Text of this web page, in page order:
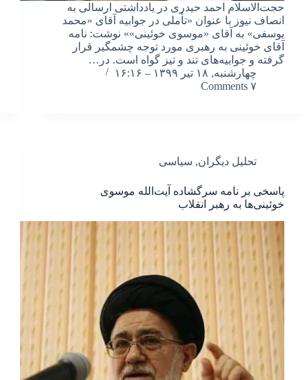
حجت‌الاسلام احمد حیدری در یادداشتی ارسالی به
انصاف نیوز با عنوان «تأملی در جوابیه آقای «محمد
یوسفی» به آقای «موسوی خوئینی»» نوشت: نامه
آقای خوئینی به رهبری مورد توجه چشمگیر قرار
گرفته و جوابیه‌های تند و تیز گواه است. در…
چهارشنبه, ۱۸ تیر ۱۳۹۹ – ۱۶:۱۶
۷ Comments
تحلیل دیگران, سیاسی
پاسخی بر نامه سرگشاده آیت‌الله موسوی
خوئینی‌ها به رهبر انقلاب